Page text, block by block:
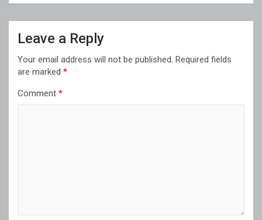
Leave a Reply
Your email address will not be published. Required fields
are marked *
Comment *